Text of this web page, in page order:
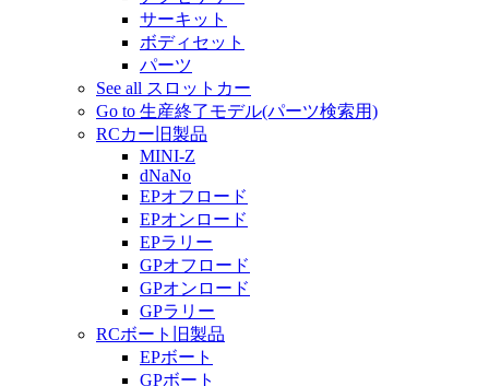
サーキット
ボディセット
パーツ
See all スロットカー
Go to 生産終了モデル(パーツ検索用)
RCカー旧製品
MINI-Z
dNaNo
EPオフロード
EPオンロード
EPラリー
GPオフロード
GPオンロード
GPラリー
RCボート旧製品
EPボート
GPボート